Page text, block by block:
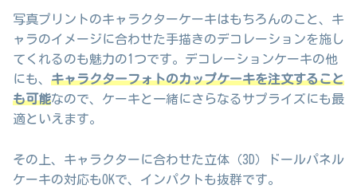
写真プリントのキャラクターケーキはもちろんのこと、キ
ャラのイメージに合わせた手描きのデコレーションを施し
てくれるのも魅力の1つです。デコレーションケーキの他
にも、 キャラクターフォトのカップケーキを注文すること
も可能なので、ケーキと一緒にさらなるサプライズにも最
適といえます。
その上、キャラクターに合わせた立体（3D）ドールパネル
ケーキの対応もOKで、インパクトも抜群です。